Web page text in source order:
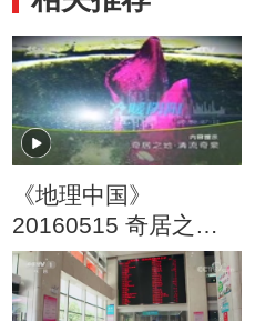
《地理中国》
20160515 奇居之地·
清流奇泉